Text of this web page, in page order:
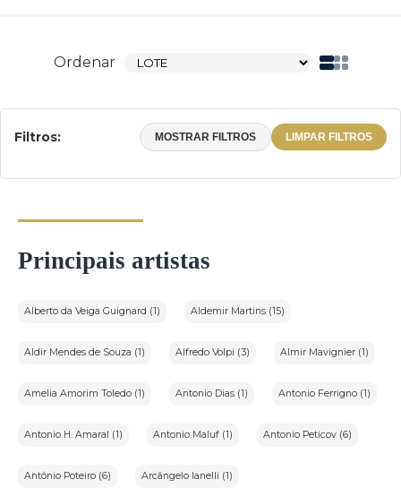
Ordenar
Filtros: MOSTRAR FILTROS LIMPAR FILTROS
Principais artistas
Alberto da Veiga Guignard (1) Aldemir Martins (15)
Aldir Mendes de Souza (1) Alfredo Volpi (3) Almir Mavignier (1)
Amelia Amorim Toledo (1) Antonio Dias (1) Antonio Ferrigno (1)
Antonio H. Amaral (1) Antonio Maluf (1) Antonio Peticov (6)
Antônio Poteiro (6) Arcângelo Ianelli (1)